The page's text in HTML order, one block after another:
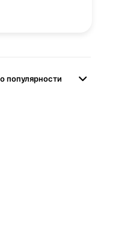
популярности